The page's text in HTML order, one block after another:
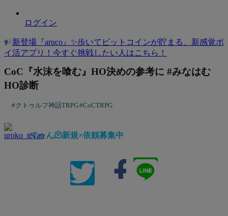
ログイン
新登場『aruco』✨歩いてビットコインが貯まる、新感覚ポ
イ活アプリ！今すぐ挑戦したい人はこちら ！
CoC『水沫を喰む』HO決めの参考に #みなはむ
HO診断
#クトゥルフ神話TRPG#CoCTRPG
てゃん🫠新規×依頼募集中